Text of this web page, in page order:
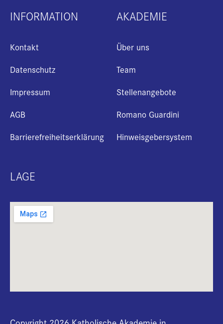
INFORMATION
Kontakt
Datenschutz
Impressum
AGB
Barrierefreiheitserklärung
AKADEMIE
Über uns
Team
Stellenangebote
Romano Guardini
Hinweisgebersystem
LAGE